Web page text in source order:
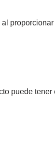
proporcionar
puede tener